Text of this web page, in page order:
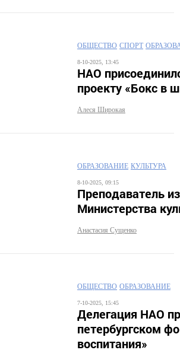
ОБЩЕСТВО СПОРТ
8-10-2025, 13:45
НАО
проекту «Бокс в
Алеся Широкая
ОБРАЗОВАНИЕ КУЛЬТУРА
8-10-2025, 09:15
Преподаватель
Министерства
Анастасия Сущенко
ОБЩЕСТВО ОБРАЗОВАНИЕ
7-10-2025, 15:45
Делегация НАО
петербургском
воспитания»